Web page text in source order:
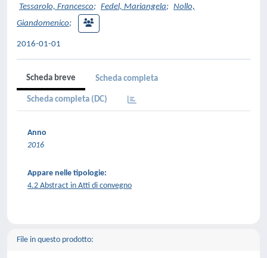
Tessarolo, Francesco; Fedel, Mariangela; Nollo,
Giandomenico;
2016-01-01
Scheda breve Scheda completa
Scheda completa (DC)
Anno
2016
Appare nelle tipologie:
4.2 Abstract in Atti di convegno
File in questo prodotto: